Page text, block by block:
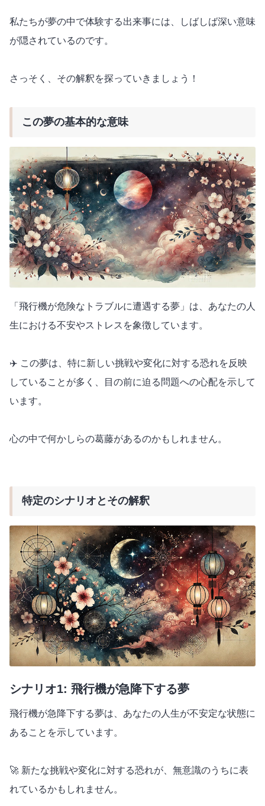
私たちが夢の中で体験する出来事には、しばしば深い意味
が隠されているのです。
さっそく、その解釈を探っていきましょう！
この夢の基本的な意味
「飛行機が危険なトラブルに遭遇する夢」は、あなたの人
生における不安やストレスを象徴しています。
✈️ この夢は、特に新しい挑戦や変化に対する恐れを反映
していることが多く、目の前に迫る問題への心配を示して
います。
心の中で何かしらの葛藤があるのかもしれません。
特定のシナリオとその解釈
シナリオ1: 飛行機が急降下する夢
飛行機が急降下する夢は、あなたの人生が不安定な状態に
あることを示しています。
🚀 新たな挑戦や変化に対する恐れが、無意識のうちに表
れているかもしれません。